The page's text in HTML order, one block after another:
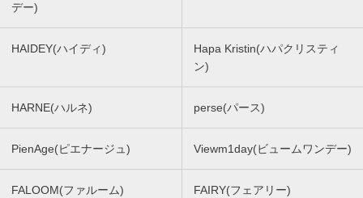
デー)
HAIDEY(ハイディ)
Hapa Kristin(ハパクリスティ
ン)
HARNE(ハルネ) perse(パース)
PienAge(ピエナージュ) Viewm1day(ビュームワンデー)
FALOOM(ファルーム) FAIRY(フェアリー)